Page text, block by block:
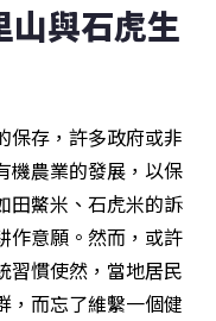
山與石虎生
保存，許多政府或非
機農業的發展，以保
田鱉米、石虎米的訴
作意願。然而，或許
習慣使然，當地居民
，而忘了維繫一個健